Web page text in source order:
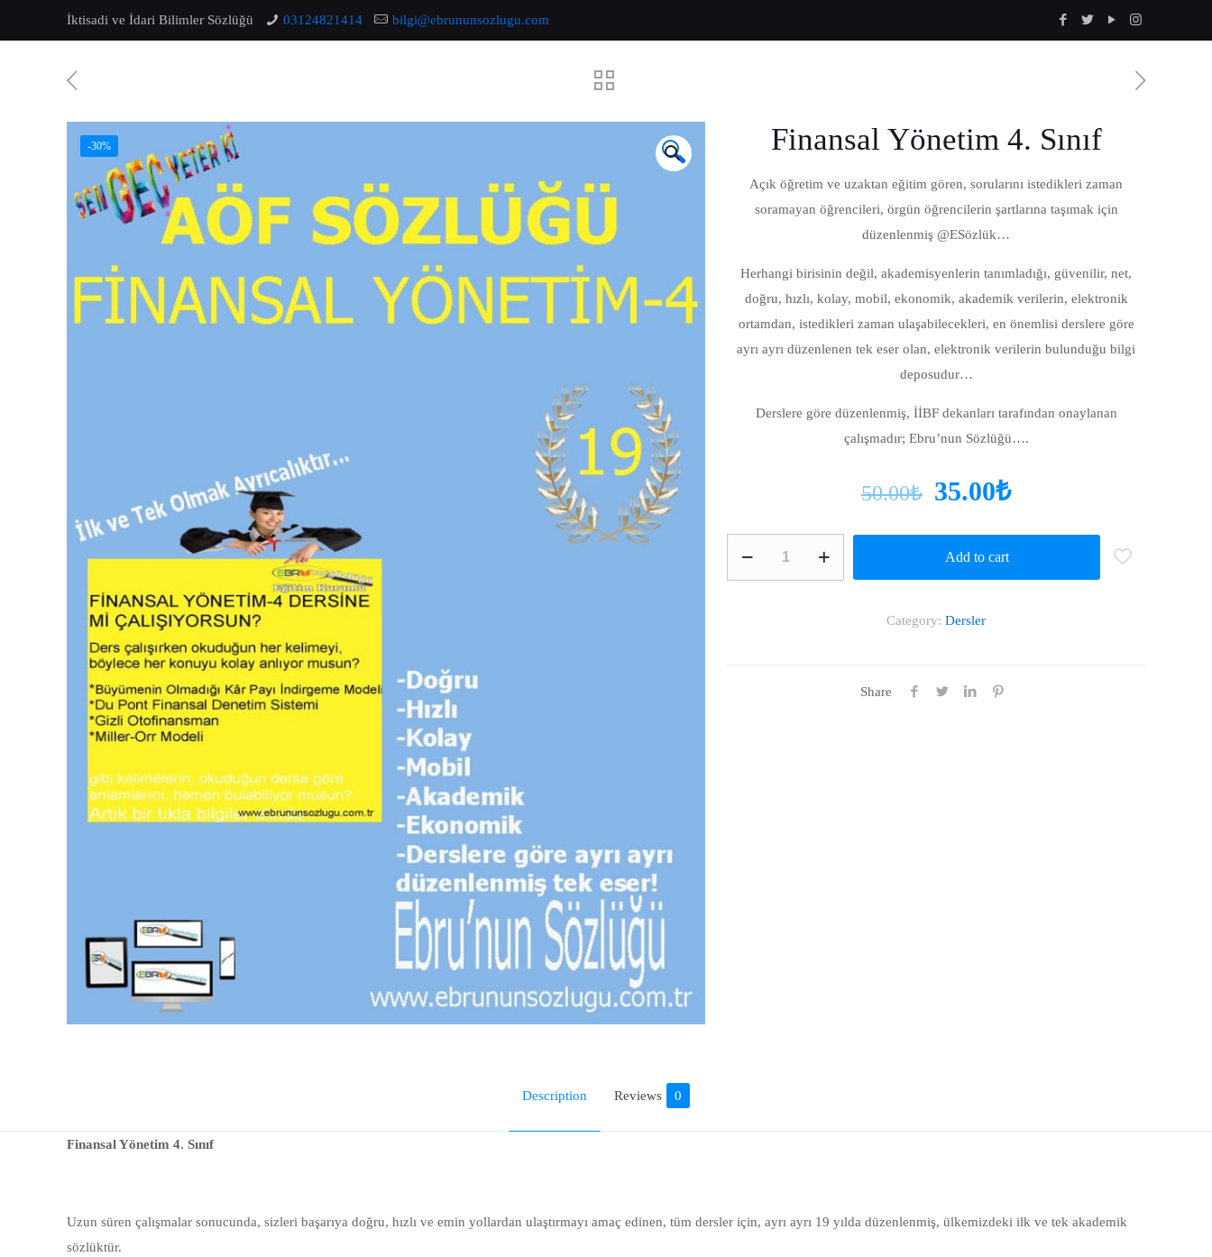
İktisadi ve İdari Bilimler Sözlüğü 03124821414 bilgi@ebrununsozlugu.com
🔍
-30% Finansal Yönetim 4. Sınıf
Açık öğretim ve uzaktan eğitim gören, sorularını istedikleri zaman
soramayan öğrencileri, örgün öğrencilerin şartlarına taşımak için
düzenlenmiş @ESözlük…
Herhangi birisinin değil, akademisyenlerin tanımladığı, güvenilir, net,
doğru, hızlı, kolay, mobil, ekonomik, akademik verilerin, elektronik
ortamdan, istedikleri zaman ulaşabilecekleri, en önemlisi derslere göre
ayrı ayrı düzenlenen tek eser olan, elektronik verilerin bulunduğu bilgi
deposudur…
Derslere göre düzenlenmiş, İİBF dekanları tarafından onaylanan
çalışmadır; Ebru’nun Sözlüğü….
50.00₺ 35.00₺
Add to cart
Category: Dersler
Share
Description Reviews 0
Finansal Yönetim 4. Sınıf
Uzun süren çalışmalar sonucunda, sizleri başarıya doğru, hızlı ve emin yollardan ulaştırmayı amaç edinen, tüm dersler için, ayrı ayrı 19 yılda düzenlenmiş, ülkemizdeki ilk ve tek akademik
sözlüktür.